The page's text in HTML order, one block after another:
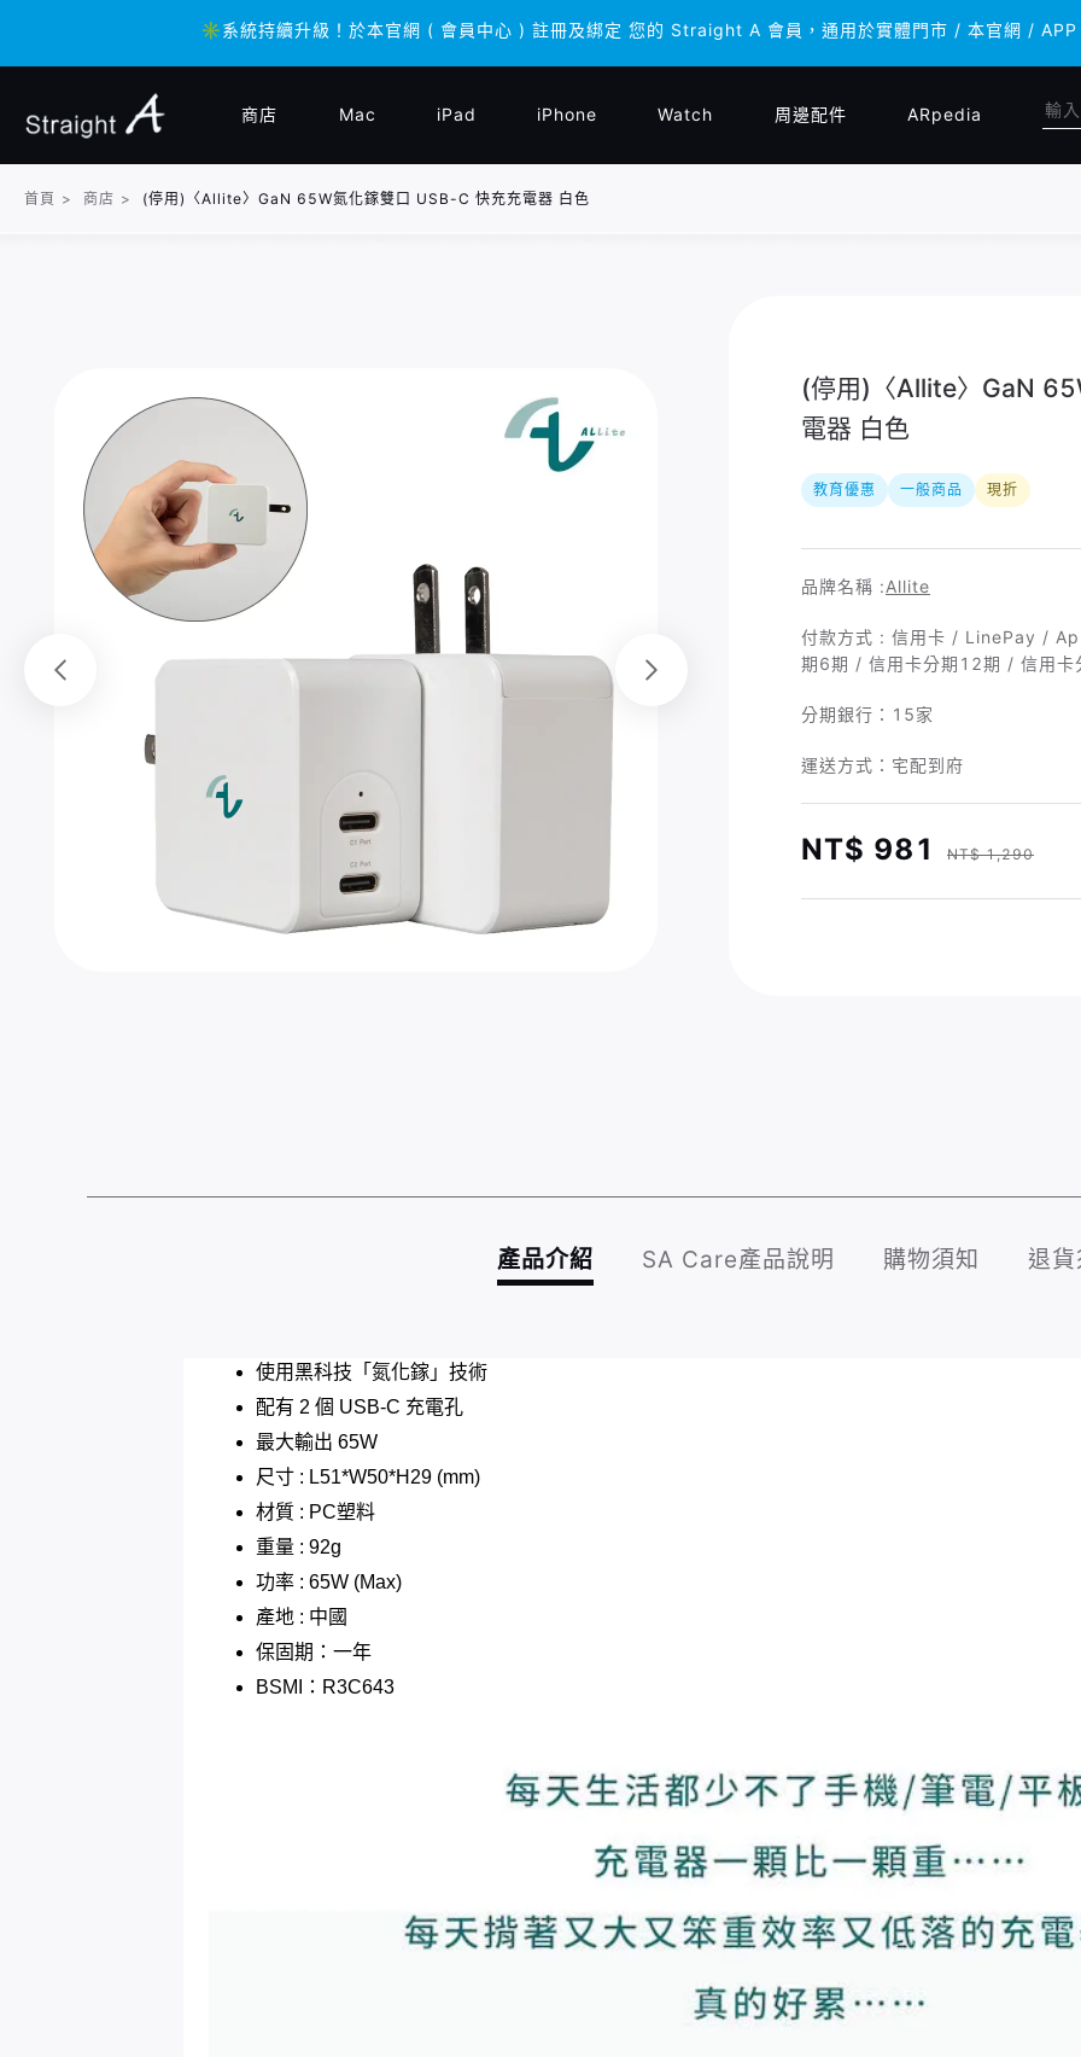
✳️系統持續升級！於本官網 ( 會員中心 ) 註冊及綁定 您的 Straight A 會員，通用於實體門市 / 本官網 / APP
✳️系統持續升級！於本官網 ( 會員中心 ) 註冊及綁定 您的 Straight A 會員，通用於實體門市 / 本官網 / APP
商店 Mac iPad iPhone Watch 周邊配件 ARpedia
首頁 > 商店 > (停用)〈Allite〉GaN 65W氮化鎵雙口 USB-C 快充充電器 白色
(停用)〈Allite〉GaN
電器 白色
教育優惠 一般商品 現折
品牌名稱 :Allite
付款方式 : 信用卡 / LinePay /
期6期 / 信用卡分期12期 / 信用卡
分期銀行： 15家
運送方式：宅配到府
NT$ 981 NT$ 1,290
產品介紹 SA Care產品說明 購物須知 退
使用黑科技「氮化鎵」技術
配有 2 個 USB-C 充電孔
最大輸出 65W
​尺寸 : L51*W50*H29 (mm)
材質 : PC塑料
重量 : 92g
功率 : 65W (Max)
產地 : 中國
保固期：一年
BSMI：R3C643